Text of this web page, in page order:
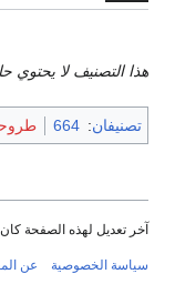
هذا التصنيف لا يحتوي
تصنيفان:
664
آخر تعديل لهذه الصفحة كان في 05:53, 15
سياسة الخصوصية عن